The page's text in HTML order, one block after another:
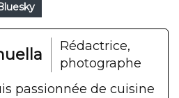
Rédactrice,
photographe
passionnée de cuisine